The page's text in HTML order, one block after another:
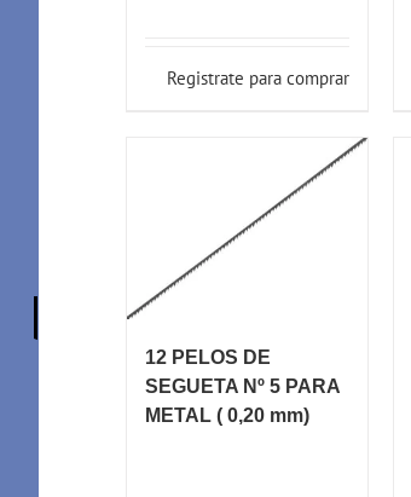
Registrate para comprar
12 PELOS DE
SEGUETA Nº 5 PARA
METAL ( 0,20 mm)